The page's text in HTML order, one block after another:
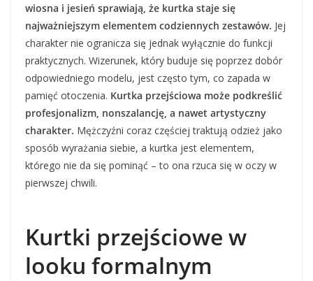
wiosna i jesień sprawiają, że kurtka staje się
najważniejszym elementem codziennych zestawów. Jej
charakter nie ogranicza się jednak wyłącznie do funkcji
praktycznych. Wizerunek, który buduje się poprzez dobór
odpowiedniego modelu, jest często tym, co zapada w
pamięć otoczenia. Kurtka przejściowa może podkreślić
profesjonalizm, nonszalancję, a nawet artystyczny
charakter. Mężczyźni coraz częściej traktują odzież jako
sposób wyrażania siebie, a kurtka jest elementem,
którego nie da się pominąć – to ona rzuca się w oczy w
pierwszej chwili.
Kurtki przejściowe w
looku formalnym